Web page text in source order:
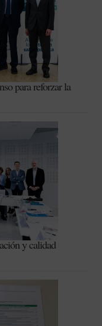
para reforzar la
y calidad